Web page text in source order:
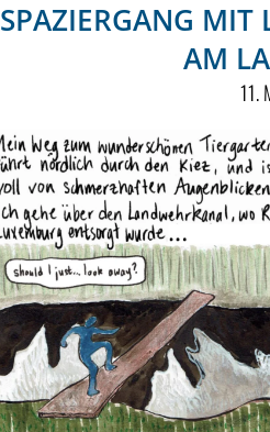
SPAZIERGANG MIT
AM
11.